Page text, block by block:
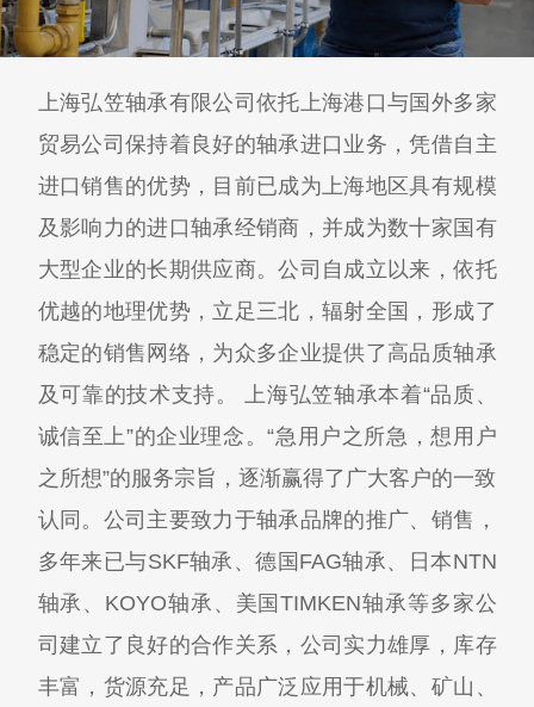
上海弘笠轴承有限公司依托上海港口与国外多家
贸易公司保持着良好的轴承进口业务，凭借自主
进口销售的优势，目前已成为上海地区具有规模
及影响力的进口轴承经销商，并成为数十家国有
大型企业的长期供应商。公司自成立以来，依托
优越的地理优势，立足三北，辐射全国，形成了
稳定的销售网络，为众多企业提供了高品质轴承
及可靠的技术支持。 上海弘笠轴承本着“品质、
诚信至上”的企业理念。“急用户之所急，想用户
之所想”的服务宗旨，逐渐赢得了广大客户的一致
认同。公司主要致力于轴承品牌的推广、销售，
多年来已与SKF轴承、德国FAG轴承、日本NTN
轴承、KOYO轴承、美国TIMKEN轴承等多家公
司建立了良好的合作关系，公司实力雄厚，库存
丰富，货源充足，产品广泛应用于机械、矿山、